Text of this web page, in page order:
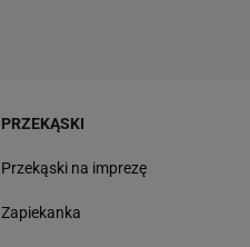
PRZEKĄSKI
Przekąski na imprezę
Zapiekanka